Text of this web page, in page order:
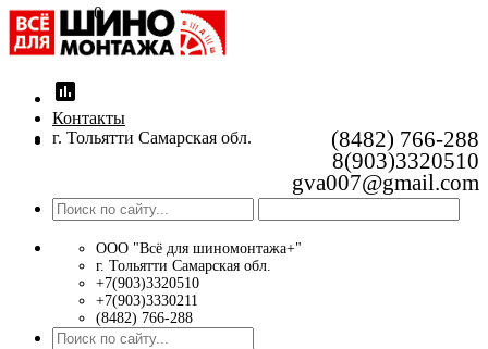
insert_chart
0
Контакты
г. Тольятти Самарская обл.
(8482) 766-288
8(903)3320510
gva007@gmail.com
ООО "Всё для шиномонтажа+"
г. Тольятти Самарская обл.
+7(903)3320510
+7(903)3330211
(8482) 766-288